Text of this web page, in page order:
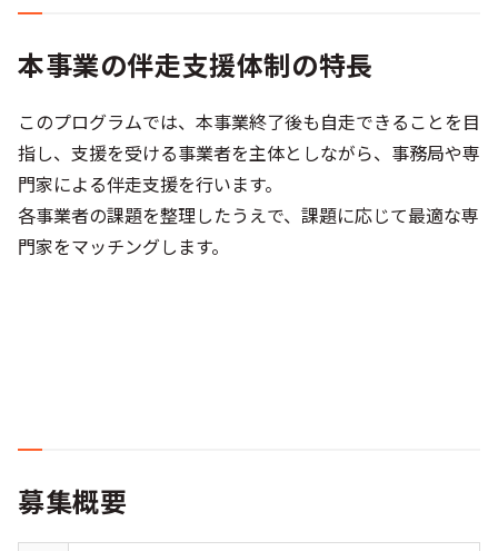
本事業の伴走支援体制の特長
このプログラムでは、本事業終了後も自走できることを目
指し、支援を受ける事業者を主体としながら、事務局や専
門家による伴走支援を行います。​
各事業者の課題を整理したうえで、課題に応じて最適な専
門家をマッチングします。
募集概要